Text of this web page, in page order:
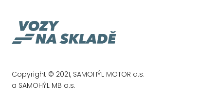
senzor světel
senzor tlaku v pneumatikách
Start-stop systém
Copyright © 2021, SAMOHÝL MOTOR a.s.
a SAMOHÝL MB a.s.